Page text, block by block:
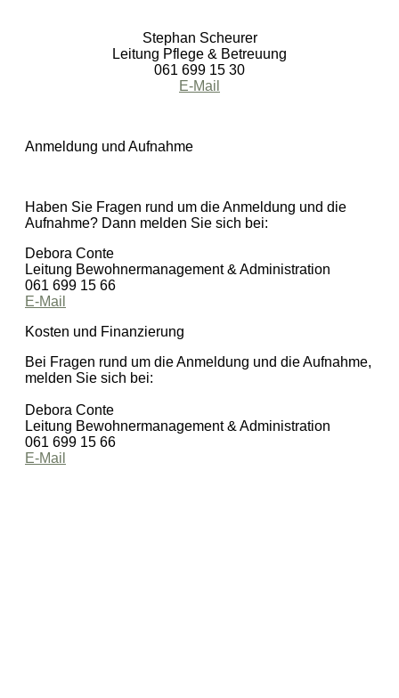
Stephan Scheurer
Leitung Pflege & Betreuung
061 699 15 30
E-Mail
Anmeldung und Aufnahme
Haben Sie Fragen rund um die Anmeldung und die
Aufnahme? Dann melden Sie sich bei:
Debora Conte
Leitung Bewohnermanagement & Administration
061 699 15 66
E-Mail
Kosten und Finanzierung
Bei Fragen rund um die Anmeldung und die Aufnahme,
melden Sie sich bei:
Debora Conte
Leitung Bewohnermanagement & Administration
061 699 15 66
E-Mail